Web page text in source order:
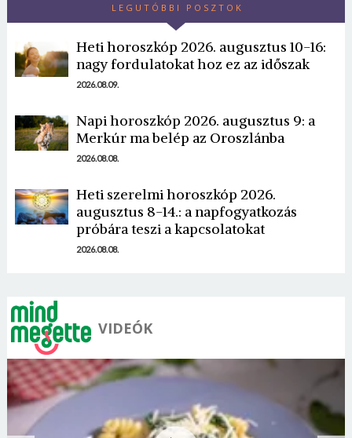
LEGUTÓBBI POSZTOK
Heti horoszkóp 2026. augusztus 10-16:
nagy fordulatokat hoz ez az időszak
2026.08.09.
Napi horoszkóp 2026. augusztus 9: a
Merkúr ma belép az Oroszlánba
2026.08.08.
Heti szerelmi horoszkóp 2026.
augusztus 8-14.: a napfogyatkozás
próbára teszi a kapcsolatokat
2026.08.08.
VIDEÓK